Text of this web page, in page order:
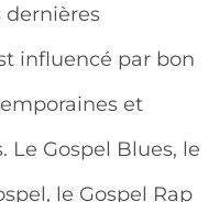
dernières
influencé par bon
et
Le Gospel Blues, le
le Gospel Rap